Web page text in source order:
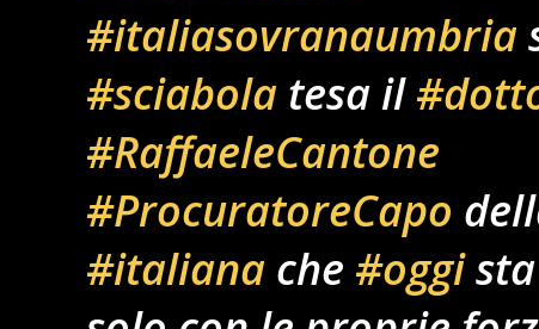
#italiasovranaumbria
#sciabola tesa il
#RaffaeleCantone
#ProcuratoreCapo
#italiana che #oggi